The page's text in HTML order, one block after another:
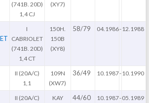
(741B. 20D)
1,4 CJ
(XY7)
I
CABRIOLET
(741B. 20D)
1,4 CT
150H.
150B
(XY8)
58/79 04.1986-12.1988
II (20A/C)
1,1
109N
(XW7)
36/49 10.1987-10.1990
II (20A/C)
KAY
44/60 10.1987-05.1989